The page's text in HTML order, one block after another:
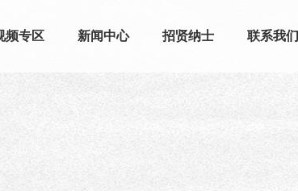
频专区 新闻中心 招贤纳士 联系我们